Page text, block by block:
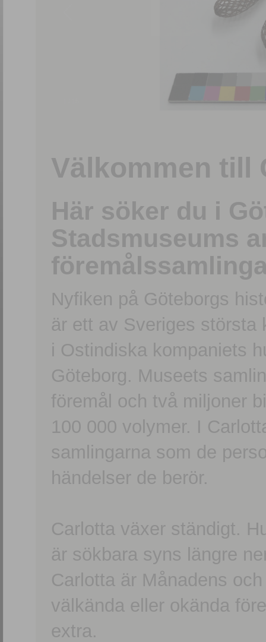
Välkommen till
Här söker du i
Stadsmuseums
Nyfiken på Göteborgs
är ett av Sveriges största
i Ostindiska kompaniets
Göteborg. Museets
föremål och två miljoner
100 000 volymer. I
samlingarna som de
händelser de berör.
Carlotta växer ständigt.
är sökbara syns längre
Carlotta är Månadens
välkända eller okända
extra.